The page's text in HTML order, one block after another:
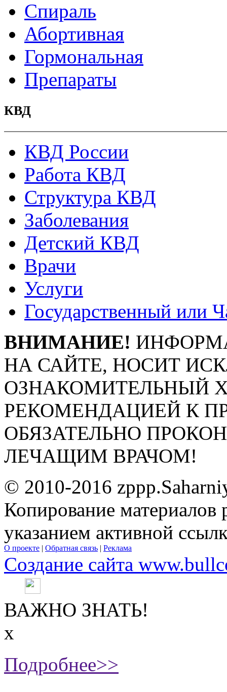
Спираль
Абортивная
Гормональная
Препараты
КВД
КВД России
Работа КВД
Структура КВД
Заболевания
Детский КВД
Врачи
Услуги
Государственный или
ВНИМАНИЕ!
НА САЙТЕ, НОСИТ
ОЗНАКОМИТЕЛЬНЫЙ
РЕКОМЕНДАЦИЕЙ К
ОБЯЗАТЕЛЬНО
ЛЕЧАЩИМ ВРАЧОМ!
© 2010-2016
Копирование материалов
указанием активной
О проекте | Обратная связь | Реклама
Создание сайта
ВАЖНО ЗНАТЬ!
х
Подробнее>>